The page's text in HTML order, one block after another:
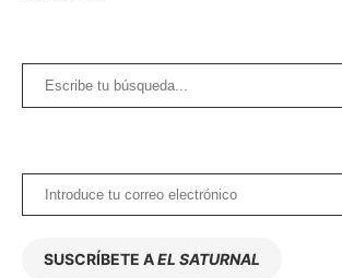
SUSCRÍBETE AEL SATURNAL